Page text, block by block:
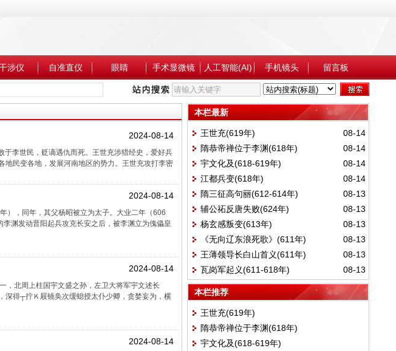
涉仪 自准直仪 眼睛 手术显微镜 人工智能(AI) 手机镜头 留言板
2024-08-14
于李世民，贬谪遇仇而死。王世充涉猎经史，爱好兵
民变各地，发展河南地区的势力。王世充攻打李密
2024-08-14
），同年，其父杨昭被立为太子。大业二年（606
渊发动晋阳起兵攻克长安之后，被李渊立为傀儡皇
2024-08-14
，北周上柱国宇文盛之孙，左卫大将军宇文述长
深得┬拧Ｋ屐镜奂次缓螅授太仆少卿，贪婪妄为，横
2024-08-14
本栏最新
08-14
王世充(619年)
08-14
隋恭帝禅位于李渊(618年)
08-14
宇文化及(618-619年)
08-14
江都兵变(618年)
08-13
隋三征高句丽(612-614年)
08-13
辅公祏反唐失败(624年)
08-13
杨玄感叛变(613年)
08-13
《无向辽东浪死歌》(611年)
08-13
王薄领导长白山首义(611年)
08-13
瓦岗军起义(611-618年)
本栏推荐
王世充(619年)
隋恭帝禅位于李渊(618年)
宇文化及(618-619年)